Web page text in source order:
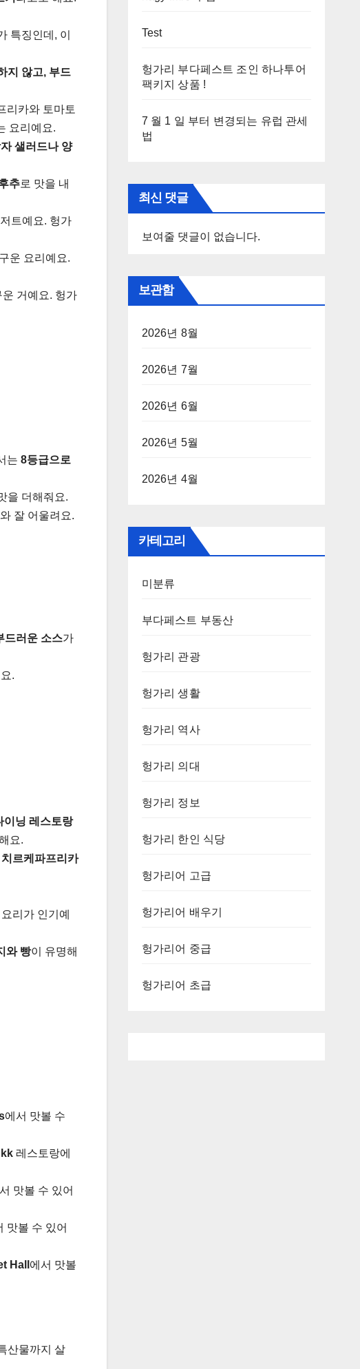
특징인데, 이
지 않고, 부드
리카와 토마토
요리예요.
샐러드나 양
추로 맛을 내
트예요. 헝가
운 요리예요.
거예요. 헝가
는 8등급으로
을 더해줘요.
잘 어울려요.
드러운 소스가
.
이닝 레스토랑
요.
르케파프리카
리가 인기예
와 빵이 유명해
에서 맛볼 수
레스토랑에
맛볼 수 있어
맛볼 수 있어
Hall 에서 맛볼
산물까지 살
Test
헝가리 부다페스트 조인 하나투어
팩키지 상품 !
7 월 1 일 부터 변경되는 유럽 관세
법
최신 댓글
보여줄 댓글이 없습니다.
보관함
2026년 8월
2026년 7월
2026년 6월
2026년 5월
2026년 4월
카테고리
미분류
부다페스트 부동산
헝가리 관광
헝가리 생활
헝가리 역사
헝가리 의대
헝가리 정보
헝가리 한인 식당
헝가리어 고급
헝가리어 배우기
헝가리어 중급
헝가리어 초급